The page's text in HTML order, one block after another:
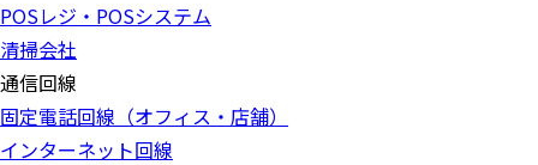
POSレジ・POSシステム
清掃会社
通信回線
固定電話回線（オフィス・店舗）
インターネット回線